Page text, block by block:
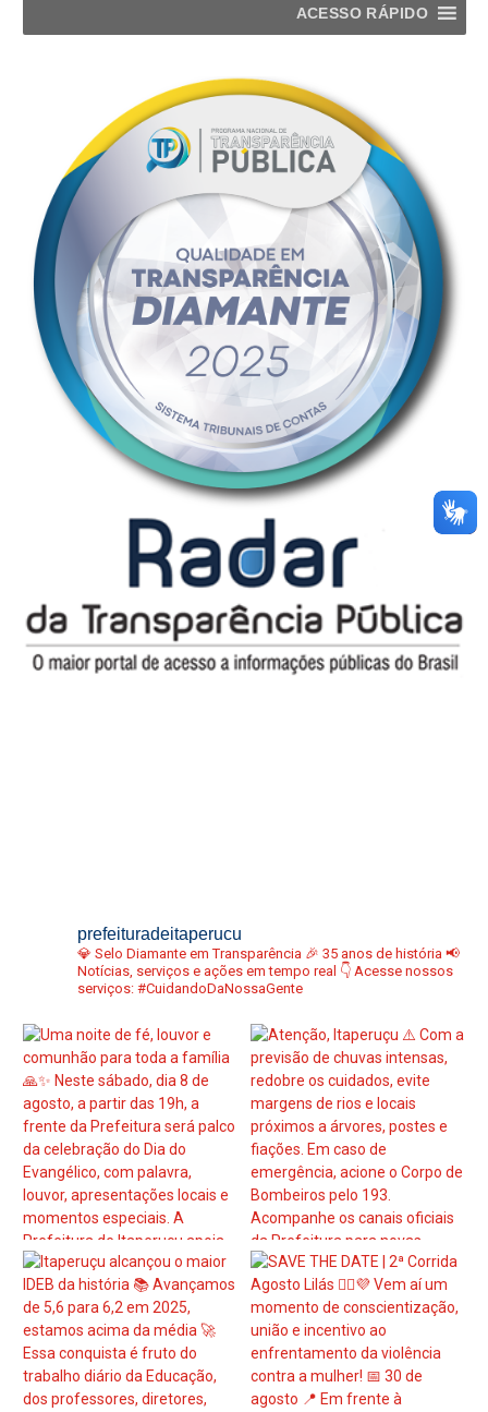
ACESSO RÁPIDO
prefeituradeitaperucu
💎 Selo Diamante em Transparência 🎉 35 anos de história 📢
Notícias, serviços e ações em tempo real 👇 Acesse nossos
serviços: #CuidandoDaNossaGente